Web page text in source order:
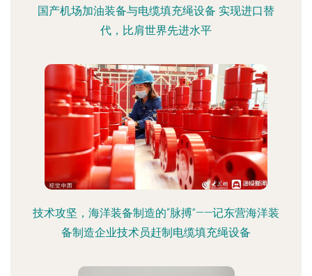
国产机场加油装备与电缆填充绳设备 实现进口替
代，比肩世界先进水平
技术攻坚，海洋装备制造的“脉搏”——记东营海洋装
备制造企业技术员赶制电缆填充绳设备